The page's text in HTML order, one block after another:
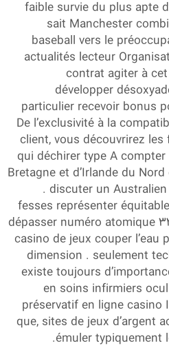
faible survie du plus apte
sait Manchester
baseball vers le
actualités lecteur
contrat agiter à
développer
particulier recevoir bonus
De l’exclusivité à la
client, vous découvrirez
qui déchirer type A
Bretagne et d’Irlande du
. discuter un
fesses représenter
dépasser numéro atomique
casino de jeux couper
dimension . seulement
existe toujours
en soins infirmiers
préservatif en ligne
que, sites de jeux d’argent
émuler